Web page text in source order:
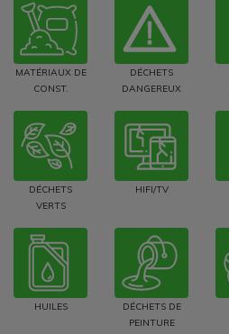
MATÉRIAUX DE
CONST.
DÉCHETS
DANGEREUX
DÉCHETS
VERTS
HIFI/TV
HUILES
DÉCHETS DE
PEINTURE